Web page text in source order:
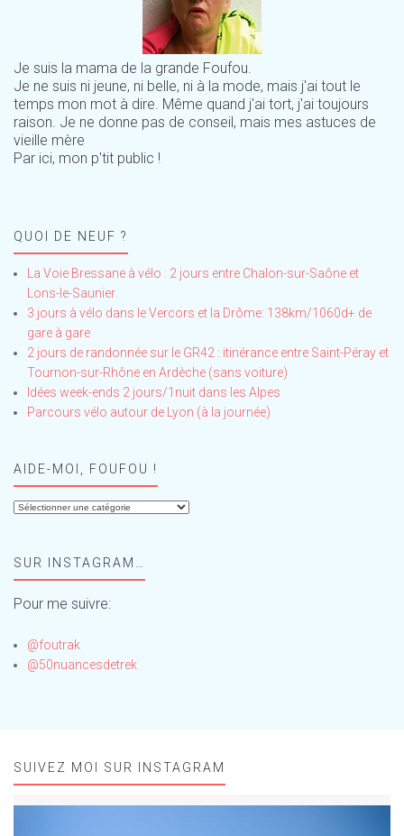
Je suis la mama de la grande Foufou.
Je ne suis ni jeune, ni belle, ni à la mode, mais j'ai tout le
temps mon mot à dire. Même quand j'ai tort, j'ai toujours
raison. Je ne donne pas de conseil, mais mes astuces de
vieille mère
Par ici, mon p'tit public !
QUOI DE NEUF ?
La Voie Bressane à vélo : 2 jours entre Chalon-sur-Saône et
Lons-le-Saunier
3 jours à vélo dans le Vercors et la Drôme: 138km/1060d+ de
gare à gare
2 jours de randonnée sur le GR42 : itinérance entre Saint-Péray et
Tournon-sur-Rhône en Ardèche (sans voiture)
Idées week-ends 2 jours/1nuit dans les Alpes
Parcours vélo autour de Lyon (à la journée)
AIDE-MOI, FOUFOU !
Aide-
!SUR INSTAGRAM…
Pour me suivre:
@foutrak
@50nuancesdetrek
SUIVEZ MOI SUR INSTAGRAM